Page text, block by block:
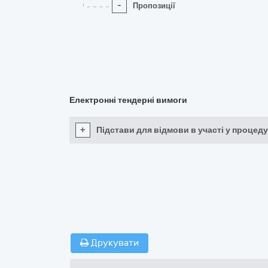
- Пропозиції
Електронні тендерні вимоги
+ Підстави для відмови в участі у
Друкувати